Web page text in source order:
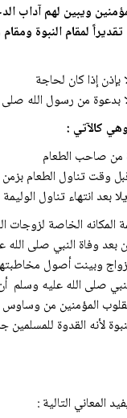
ويبين لهم آداب
لمقام النبوة
إذا كان لحاجة
بدعوة من رسول الله صلى
كالآتي :
من صاحب الطعام
وقت تناول الطعام
بعد انتهاء تناول الوليمة
المكانه الخاصة لزوجات
وفاة النبي صلى الله
وبينت أصول
صلى الله عليه وسلم
المؤمنين من وساوس
لأنه القدوة
المعاني التالية :